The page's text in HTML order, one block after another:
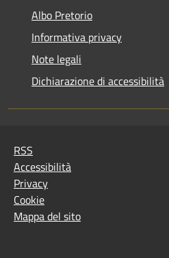
Albo Pretorio
Informativa privacy
Note legali
Dichiarazione di accessibilità
RSS
Accessibilità
Privacy
Cookie
Mappa del sito